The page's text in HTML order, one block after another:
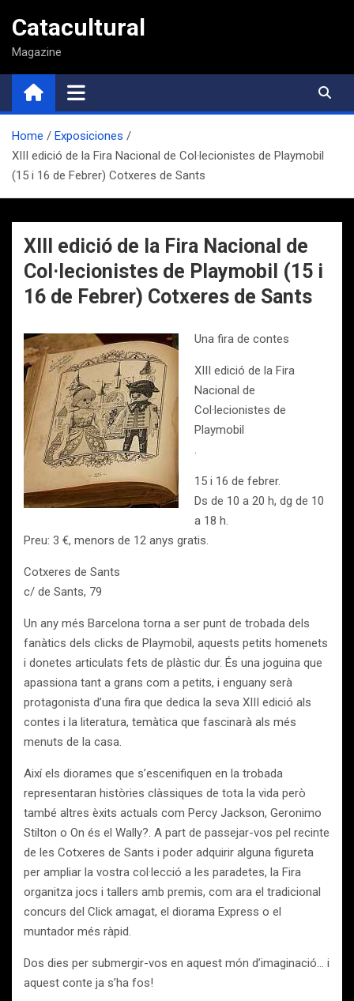
contenido
Catacultural
Magazine
Home
Exposiciones
XIII edició de la Fira Nacional de Col·lecionistes de Playmobil
(15 i 16 de Febrer) Cotxeres de Sants
XIII edició de la Fira Nacional de
Col·lecionistes de Playmobil (15 i
16 de Febrer) Cotxeres de Sants
Una fira de contes
XIII edició de la Fira
Nacional de
Col·lecionistes de
Playmobil
.
15 i 16 de febrer.
Ds de 10 a 20 h, dg de 10
a 18 h.
Preu: 3 €, menors de 12 anys gratis.
Cotxeres de Sants
c/ de Sants, 79
Un any més Barcelona torna a ser punt de trobada dels
fanàtics dels clicks de Playmobil, aquests petits homenets
i donetes articulats fets de plàstic dur. És una joguina que
apassiona tant a grans com a petits, i enguany serà
protagonista d’una fira que dedica la seva XIII edició als
contes i la literatura, temàtica que fascinarà als més
menuts de la casa.
Així els diorames que s’escenifiquen en la trobada
representaran històries clàssiques de tota la vida però
també altres èxits actuals com Percy Jackson, Geronimo
Stilton o On és el Wally?. A part de passejar-vos pel recinte
de les Cotxeres de Sants i poder adquirir alguna figureta
per ampliar la vostra col·lecció a les paradetes, la Fira
organitza jocs i tallers amb premis, com ara el tradicional
concurs del Click amagat, el diorama Express o el
muntador més ràpid.
Dos dies per submergir-vos en aquest món d’imaginació… i
aquest conte ja s’ha fos!